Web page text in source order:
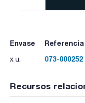
Envase Referencia
x u. 073-000252
Recursos